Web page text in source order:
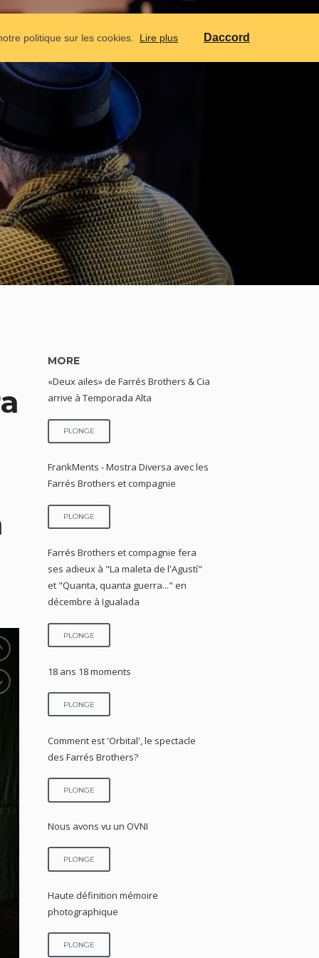
MORE
«Deux ailes» de Farrés Brothers & Cia
arrive à Temporada Alta
PLONGE
FrankMents - Mostra Diversa avec les
Farrés Brothers et compagnie
PLONGE
Farrés Brothers et compagnie fera
ses adieux à "La maleta de l'Agustí"
et "Quanta, quanta guerra..." en
décembre à Igualada
PLONGE
18 ans 18 moments
PLONGE
Comment est 'Orbital', le spectacle
des Farrés Brothers?
PLONGE
Nous avons vu un OVNI
PLONGE
Haute définition mémoire
photographique
PLONGE
politique sur les cookies. Lire plus Daccord